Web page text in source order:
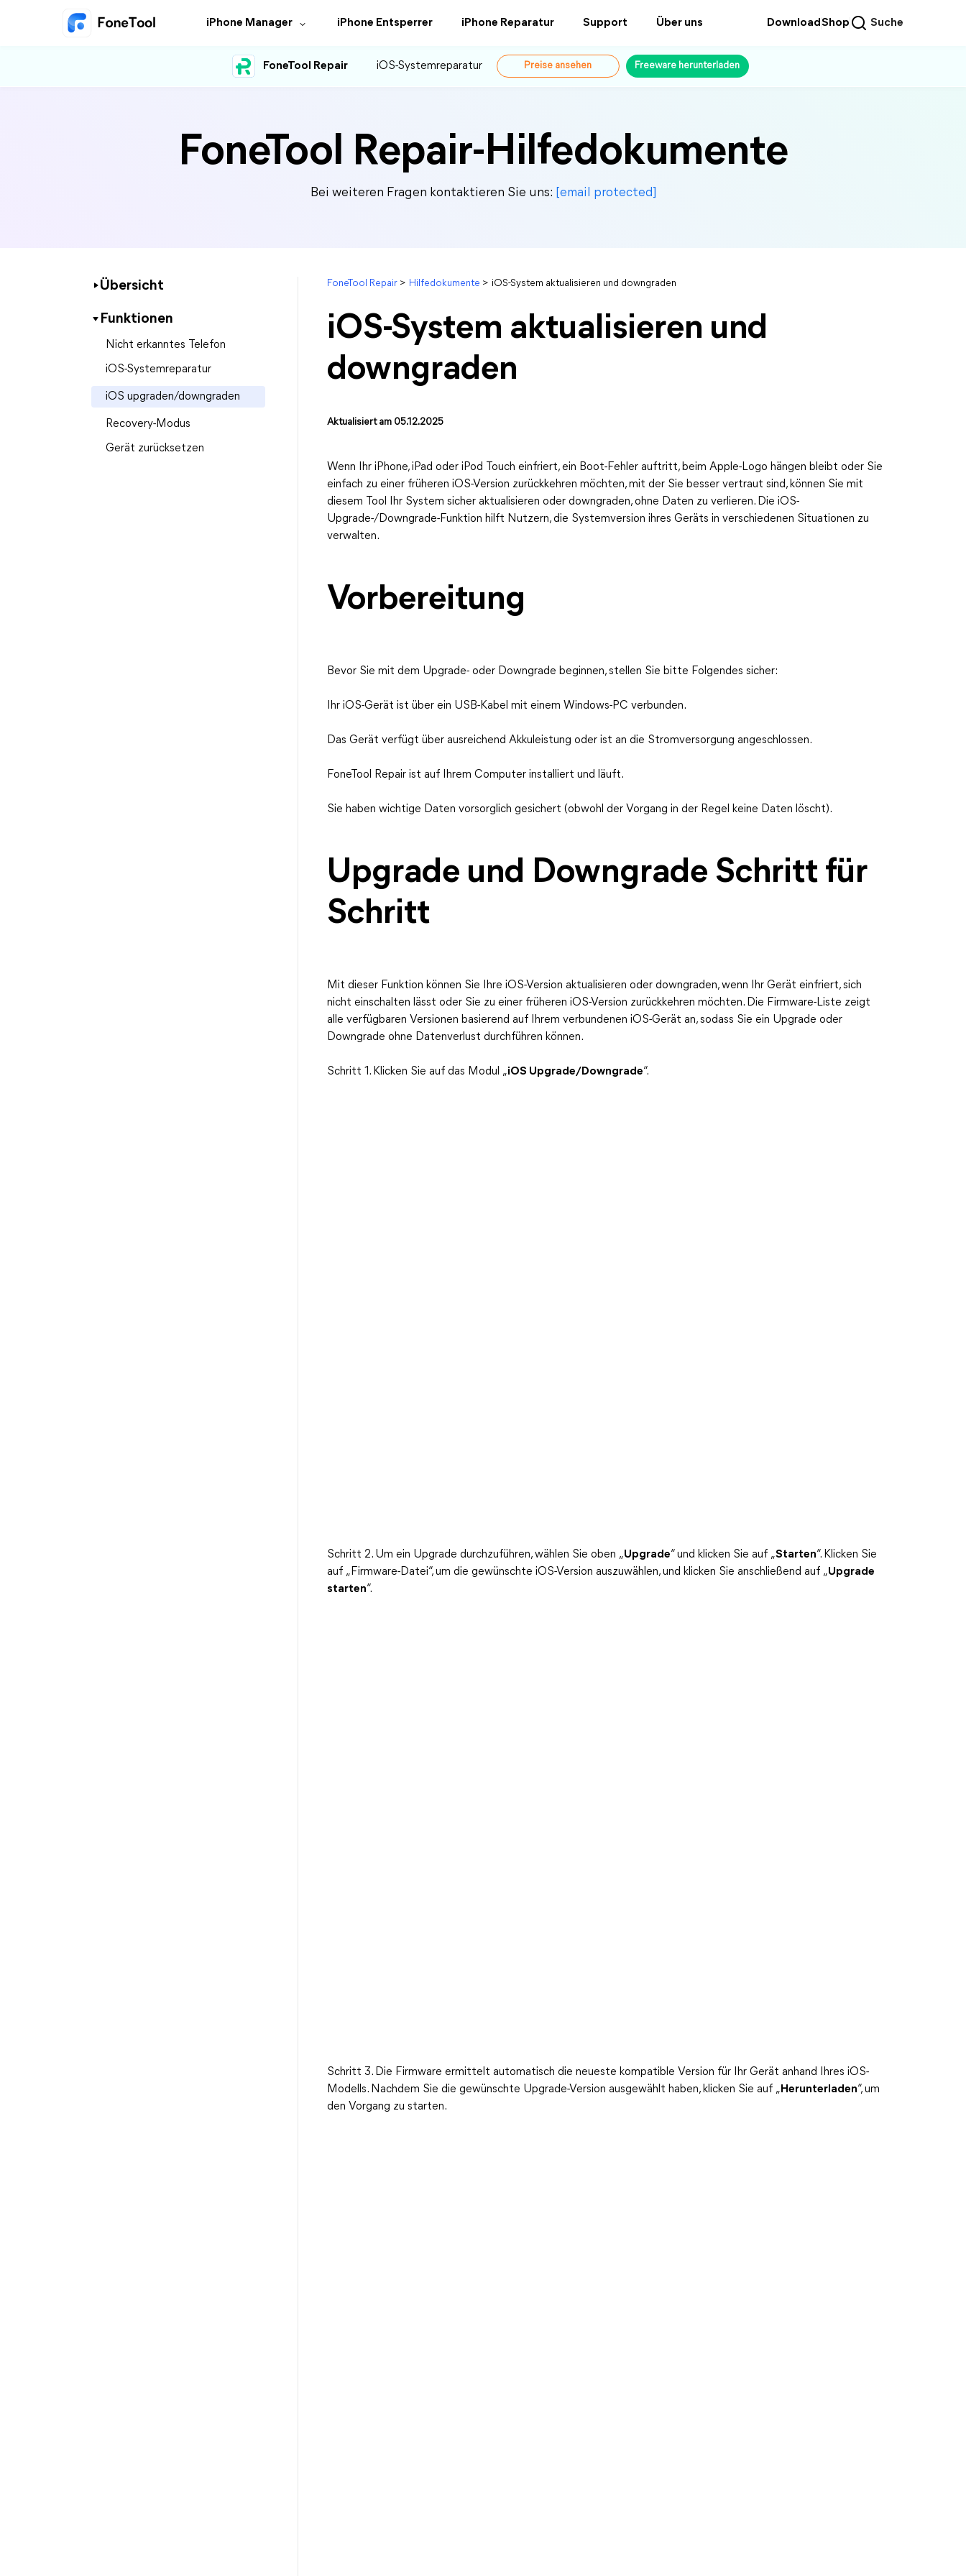
iPhone Manager iPhone Entsperrer iPhone Reparatur Support Über uns DownloadShop Suche
FoneTool Repair iOS-Systemreparatur Preise ansehen Freeware herunterladen
FoneTool Repair-Hilfedokumente
Bei weiteren Fragen kontaktieren Sie uns: [email protected]
Übersicht
Funktionen
Nicht erkanntes Telefon
iOS-Systemreparatur
iOS upgraden/downgraden
Recovery-Modus
Gerät zurücksetzen
FoneTool Repair > Hilfedokumente > iOS-System aktualisieren und downgraden
iOS-System aktualisieren und
downgraden
Aktualisiert am 05.12.2025
Wenn Ihr iPhone, iPad oder iPod Touch einfriert, ein Boot-Fehler auftritt, beim Apple-Logo hängen bleibt oder Sie
einfach zu einer früheren iOS-Version zurückkehren möchten, mit der Sie besser vertraut sind, können Sie mit
diesem Tool Ihr System sicher aktualisieren oder downgraden, ohne Daten zu verlieren. Die iOS-
Upgrade-/Downgrade-Funktion hilft Nutzern, die Systemversion ihres Geräts in verschiedenen Situationen zu
verwalten.
Vorbereitung
Bevor Sie mit dem Upgrade- oder Downgrade beginnen, stellen Sie bitte Folgendes sicher:
Ihr iOS-Gerät ist über ein USB-Kabel mit einem Windows-PC verbunden.
Das Gerät verfügt über ausreichend Akkuleistung oder ist an die Stromversorgung angeschlossen.
FoneTool Repair ist auf Ihrem Computer installiert und läuft.
Sie haben wichtige Daten vorsorglich gesichert (obwohl der Vorgang in der Regel keine Daten löscht).
Upgrade und Downgrade Schritt für
Schritt
Mit dieser Funktion können Sie Ihre iOS-Version aktualisieren oder downgraden, wenn Ihr Gerät einfriert, sich
nicht einschalten lässt oder Sie zu einer früheren iOS-Version zurückkehren möchten. Die Firmware-Liste zeigt
alle verfügbaren Versionen basierend auf Ihrem verbundenen iOS-Gerät an, sodass Sie ein Upgrade oder
Downgrade ohne Datenverlust durchführen können.
Schritt 1. Klicken Sie auf das Modul „iOS Upgrade/Downgrade“.
Schritt 2. Um ein Upgrade durchzuführen, wählen Sie oben „Upgrade“ und klicken Sie auf „Starten“. Klicken Sie
auf „Firmware-Datei“, um die gewünschte iOS-Version auszuwählen, und klicken Sie anschließend auf „Upgrade
starten“.
Schritt 3. Die Firmware ermittelt automatisch die neueste kompatible Version für Ihr Gerät anhand Ihres iOS-
Modells. Nachdem Sie die gewünschte Upgrade-Version ausgewählt haben, klicken Sie auf „ Herunterladen“, um
den Vorgang zu starten.